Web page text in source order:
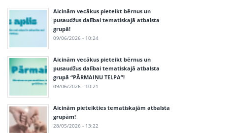
Aicinām vecākus pieteikt bērnus un
pusaudžus dalībai tematiskajā atbalsta
grupā!
09/06/2026 - 10:24
Aicinām vecākus pieteikt bērnus un
pusaudžus dalībai tematiskajā atbalsta
grupā “PĀRMAIŅU TELPA”!
09/06/2026 - 10:21
Aicinām pieteikties tematiskajām atbalsta
grupām!
28/05/2026 - 13:22